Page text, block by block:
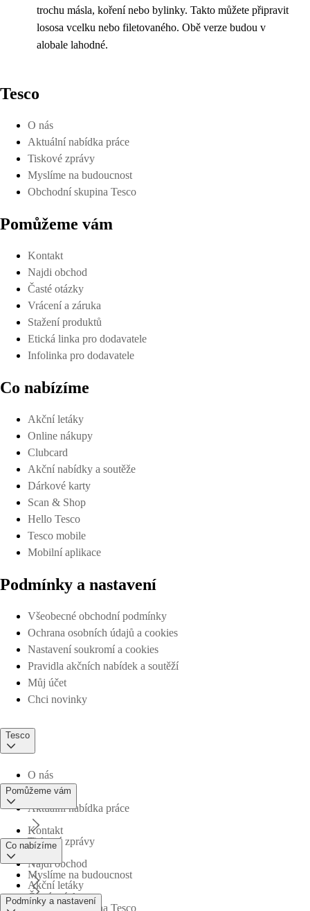
trochu másla, koření nebo bylinky. Takto můžete připravit
lososa vcelku nebo filetovaného. Obě verze budou v
alobale lahodné.
Tesco
O nás
Aktuální nabídka práce
Tiskové zprávy
Myslíme na budoucnost
Obchodní skupina Tesco
Pomůžeme vám
Kontakt
Najdi obchod
Časté otázky
Vrácení a záruka
Stažení produktů
Etická linka pro dodavatele
Infolinka pro dodavatele
Co nabízíme
Akční letáky
Online nákupy
Clubcard
Akční nabídky a soutěže
Dárkové karty
Scan & Shop
Hello Tesco
Tesco mobile
Mobilní aplikace
Podmínky a nastavení
Všeobecné obchodní podmínky
Ochrana osobních údajů a cookies
Nastavení soukromí a cookies
Pravidla akčních nabídek a soutěží
Můj účet
Chci novinky
Tesco
O nás
Aktuální nabídka práce
Tiskové zprávy
Myslíme na budoucnost
Obchodní skupina Tesco
Pomůžeme vám
Kontakt
Najdi obchod
Časté otázky
Co nabízíme
Akční letáky
Podmínky a nastavení